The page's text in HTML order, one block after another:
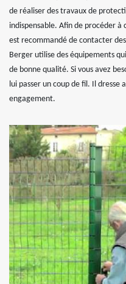
de réaliser des travaux de
indispensable. Afin de procéder
est recommandé de contacter
Berger utilise des équipements
de bonne qualité. Si vous avez
lui passer un coup de fil. Il dresse
engagement.